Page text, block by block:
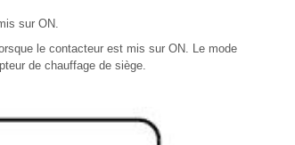
sur ON.
le contacteur est mis sur ON. Le mode
de chauffage de siège.